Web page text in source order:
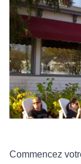
Commencez